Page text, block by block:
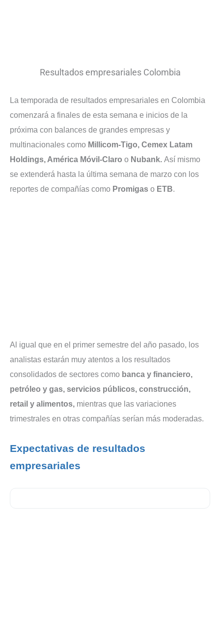
Resultados empresariales Colombia
La temporada de resultados empresariales en Colombia
comenzará a finales de esta semana e inicios de la
próxima con balances de grandes empresas y
multinacionales como Millicom-Tigo, Cemex Latam
Holdings, América Móvil-Claro o Nubank. Así mismo
se extenderá hasta la última semana de marzo con los
reportes de compañías como Promigas o ETB.
Al igual que en el primer semestre del año pasado, los
analistas estarán muy atentos a los resultados
consolidados de sectores como banca y financiero,
petróleo y gas, servicios públicos, construcción,
retail y alimentos, mientras que las variaciones
trimestrales en otras compañías serían más moderadas.
Expectativas de resultados
empresariales